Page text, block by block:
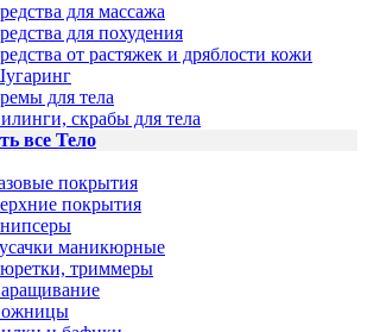
для массажа
для похудения
от растяжек и дряблости кожи
для тела
скрабы для тела
все Тело
покрытия
покрытия
маникюрные
триммеры